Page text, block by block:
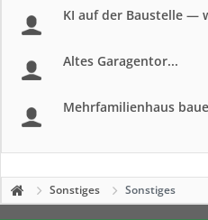
KI auf der Baustelle —
Altes Garagentor...
Mehrfamilienhaus
Sonstiges Sonstiges